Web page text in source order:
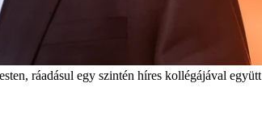
ráadásul egy szintén híres kollégájával együtt